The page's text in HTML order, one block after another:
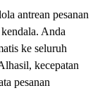
antrean pesanan
Anda
ke seluruh
kecepatan
pesanan